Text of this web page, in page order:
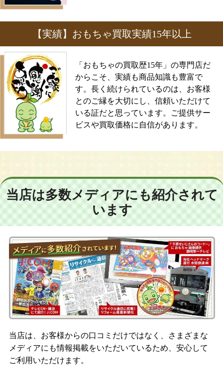
【実績】おもちゃ買取実績15年以上
「おもちゃの買取歴15年」の専門店だ
からこそ、実績も商品知識も豊富で
す。長く続けられているのは、お客様
とのご縁を大切にし、信頼いただけて
いる証だと思っています。ご提供サー
ビスや買取価格に自信があります。
当店は多数メディアにも紹介されて
います
当店は、お客様からの口コミだけではなく、さまざまな
メディアにも情報掲載をいただいているため、安心して
ご利用いただけます。